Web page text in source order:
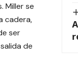
Miller se
cadera,
ser
de